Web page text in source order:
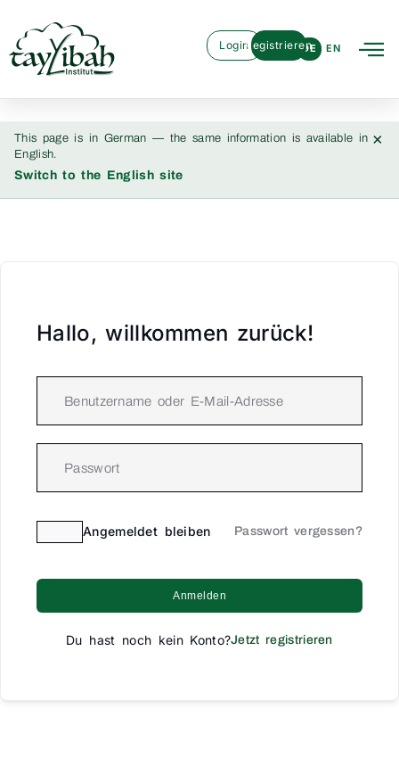
DE EN
LoginRegistrieren
This page is in German — the same information is available in
English.
Switch to the English site
×
Hallo, willkommen zurück!
Angemeldet bleiben Passwort vergessen?
Anmelden
Du hast noch kein Konto?Jetzt registrieren